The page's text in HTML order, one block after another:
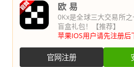
欧 易
0Kx是全球三大交易所
盲盒礼包！【推荐】
苹果IOS用户请先注册后
官网注册